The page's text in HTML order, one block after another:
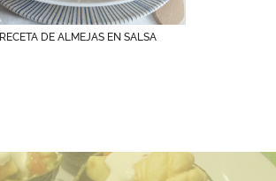
RECETA DE ALMEJAS EN SALSA